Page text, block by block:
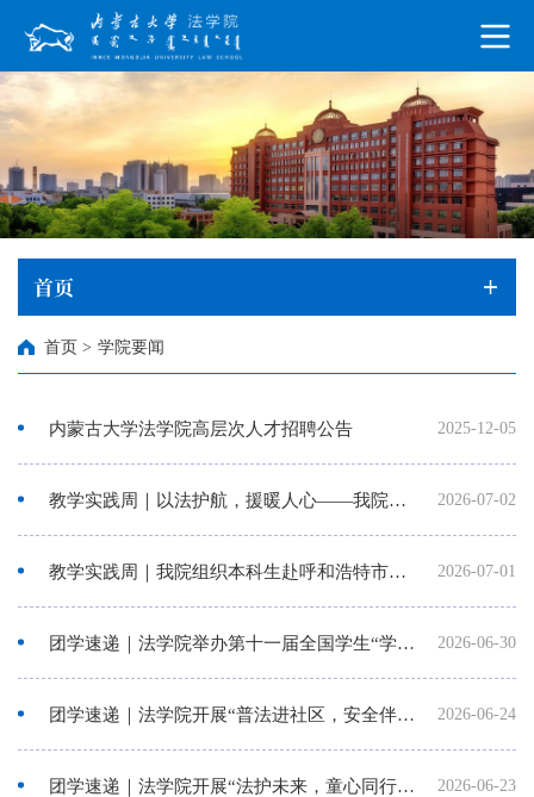
首页
首页 > 学院要闻
2025-12-05
内蒙古大学法学院高层次人才招聘公告
2026-07-02
教学实践周｜以法护航，援暖人心——我院组织本科生赴呼和浩特市玉泉区公共法律服务中心参观学习
2026-07-01
教学实践周｜我院组织本科生赴呼和浩特市玉泉区昭君路司法所开展法治实践研学活动
2026-06-30
团学速递｜法学院举办第十一届全国学生“学宪法 讲宪法”活动内蒙古大学院级选拔赛暨内蒙古大学法学院第...
2026-06-24
团学速递｜法学院开展“普法进社区，安全伴万家”普法宣传志愿服务活动
2026-06-23
团学速递｜法学院开展“法护未来，童心同行”普法宣传志愿服务活动